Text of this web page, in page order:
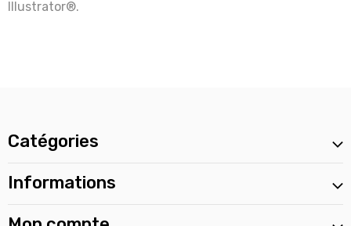
Illustrator®.
Catégories
Informations